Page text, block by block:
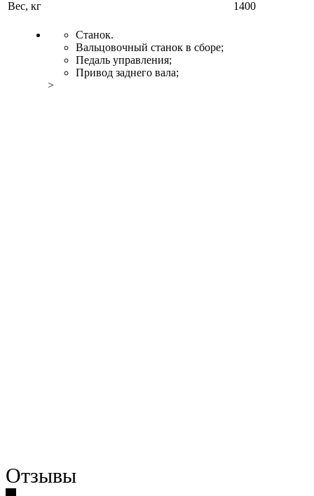
Вес, кг
1400
Станок.
Вальцовочный станок в сборе;
Педаль управления;
Привод заднего вала;
>
Отзывы